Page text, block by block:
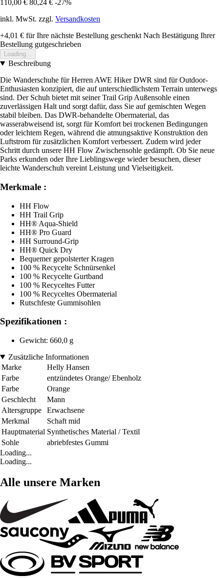
110,00 € 80,24 € -27%
inkl. MwSt. zzgl. Versandkosten
+4,01 € für Ihre nächste Bestellung geschenkt Nach Bestätigung Ihrer
Bestellung gutgeschrieben
Loading...
Beschreibung
Die Wanderschuhe für Herren AWE Hiker DWR sind für Outdoor-
Enthusiasten konzipiert, die auf unterschiedlichstem Terrain unterwegs
sind. Der Schuh bietet mit seiner Trail Grip Außensohle einen
zuverlässigen Halt und sorgt dafür, dass Sie auf gemischten Wegen
stabil bleiben. Das DWR-behandelte Obermaterial, das
wasserabweisend ist, sorgt für Komfort bei trockenen Bedingungen
oder leichtem Regen, während die atmungsaktive Konstruktion den
Luftstrom für zusätzlichen Komfort verbessert. Zudem wird jeder
Schritt durch unsere HH Flow Zwischensohle gedämpft. Ob Sie neue
Parks erkunden oder Ihre Lieblingswege wieder besuchen, dieser
leichte Wanderschuh vereint Leistung und Vielseitigkeit.
Merkmale :
HH Flow
HH Trail Grip
HH® Aqua-Shield
HH® Pro Guard
HH Surround-Grip
HH® Quick Dry
Bequemer gepolsterter Kragen
100 % Recycelte Schnürsenkel
100 % Recycelte Gurtband
100 % Recyceltes Futter
100 % Recyceltes Obermaterial
Rutschfeste Gummisohlen
Spezifikationen :
Gewicht: 660,0 g
Zusätzliche Informationen
Marke
Helly Hansen
Farbe
entzündetes Orange/ Ebenholz
Farbe
Orange
Geschlecht
Mann
Altersgruppe
Erwachsene
Merkmal
Schaft mid
Hauptmaterial Synthetisches Material / Textil
Sohle
abriebfestes Gummi
Loading...
Loading...
Alle unsere Marken